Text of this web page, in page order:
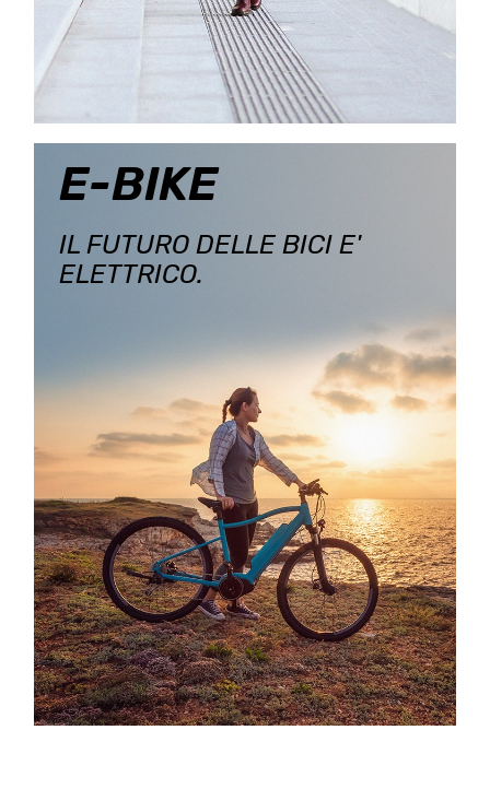
E-BIKE
IL FUTURO DELLE BICI E'
ELETTRICO.